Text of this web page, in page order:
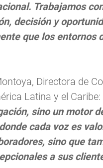
Trabajamos
decisión y
que los entornos
Directora de
Latina y el Caribe:
sino un motor
cada voz es
sino que
a sus